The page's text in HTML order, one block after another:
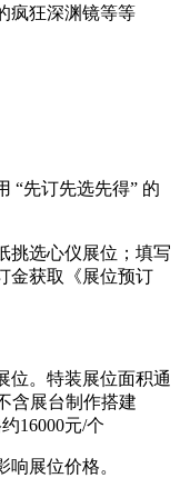
疯狂深渊镜等等
“先订先选先得” 的
挑选心仪展位；填写
金获取《展位预订
位。特装展位面积通
含展台制作搭建
16000元/个
展位价格。